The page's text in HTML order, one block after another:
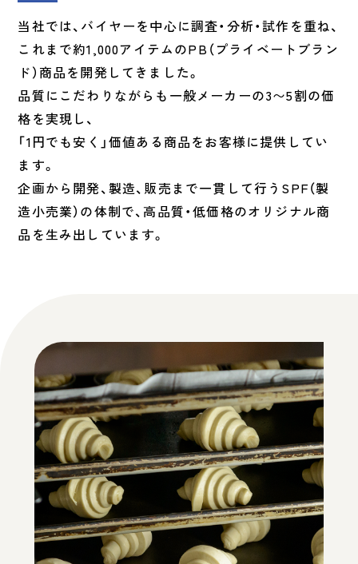
当社では、バイヤーを中心に調査・分析・試作を重ね、
これまで約1,000アイテムのPB（プライベートブラン
ド）商品を開発してきました。
品質にこだわりながらも一般メーカーの3〜5割の価
格を実現し、
「1円でも安く」価値ある商品をお客様に提供してい
ます。
企画から開発、製造、販売まで一貫して行うSPF（製
造小売業）の体制で、高品質・低価格のオリジナル商
品を生み出しています。